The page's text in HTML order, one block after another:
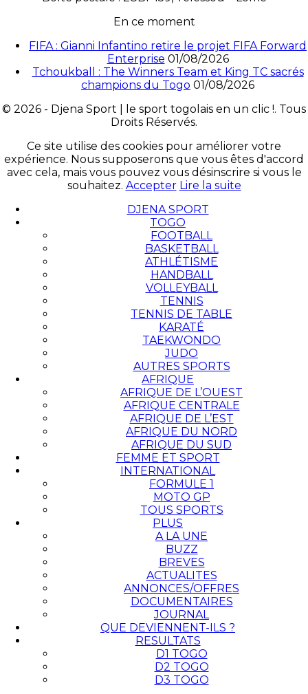
En ce moment
FIFA : Gianni Infantino retire le projet FIFA Forward
Enterprise 01/08/2026
Tchoukball : The Winners Team et King TC sacrés
champions du Togo 01/08/2026
© 2026 - Djena Sport | le sport togolais en un clic !. Tous
Droits Réservés.
Ce site utilise des cookies pour améliorer votre
expérience. Nous supposerons que vous êtes d'accord
avec cela, mais vous pouvez vous désinscrire si vous le
souhaitez. Accepter Lire la suite
DJENA SPORT
TOGO
FOOTBALL
BASKETBALL
ATHLÉTISME
HANDBALL
VOLLEYBALL
TENNIS
TENNIS DE TABLE
KARATÉ
TAEKWONDO
JUDO
AUTRES SPORTS
AFRIQUE
AFRIQUE DE L’OUEST
AFRIQUE CENTRALE
AFRIQUE DE L’EST
AFRIQUE DU NORD
AFRIQUE DU SUD
FEMME ET SPORT
INTERNATIONAL
FORMULE 1
MOTO GP
TOUS SPORTS
PLUS
A LA UNE
BUZZ
BREVES
ACTUALITES
ANNONCES/OFFRES
DOCUMENTAIRES
JOURNAL
QUE DEVIENNENT-ILS ?
RESULTATS
D1 TOGO
D2 TOGO
D3 TOGO